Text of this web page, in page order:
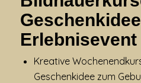
Erlebnisevent
Kreative
Geschenkidee zum